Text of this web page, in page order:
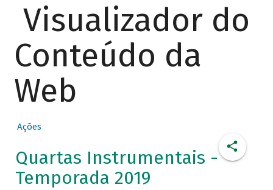
Visualizador do
Conteúdo da
Web
Ações
Quartas Instrumentais -
Temporada 2019